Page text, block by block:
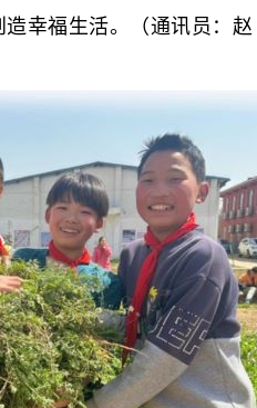
幸福生活。（通讯员：赵